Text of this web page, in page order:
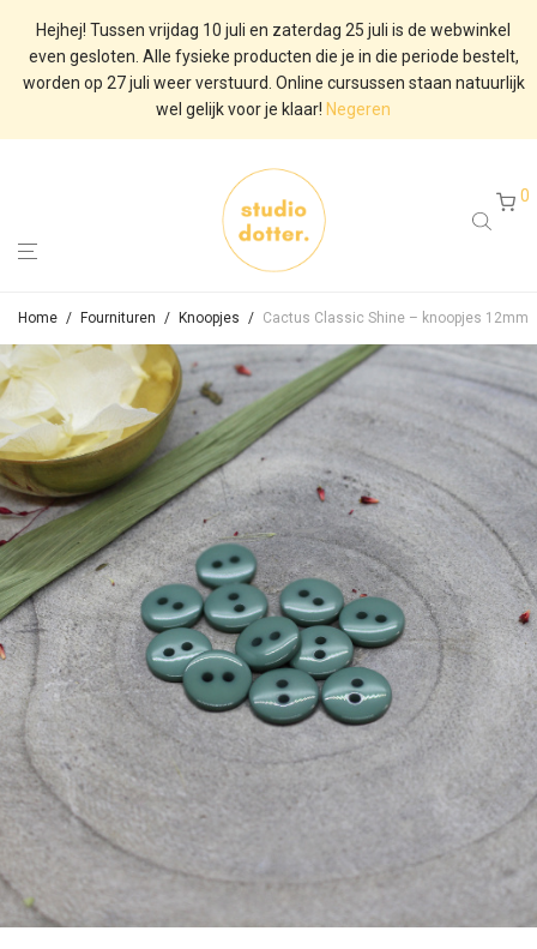
Hejhej! Tussen vrijdag 10 juli en zaterdag 25 juli is de webwinkel
even gesloten. Alle fysieke producten die je in die periode bestelt,
worden op 27 juli weer verstuurd. Online cursussen staan natuurlijk
wel gelijk voor je klaar! Negeren
0
Home / Fournituren / Knoopjes / Cactus Classic Shine – knoopjes 12mm